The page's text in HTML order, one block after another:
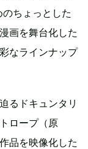
ちょっとした
画を舞台化した
なラインナップ
るドキュンタリ
ロープ（原
品を映像化した